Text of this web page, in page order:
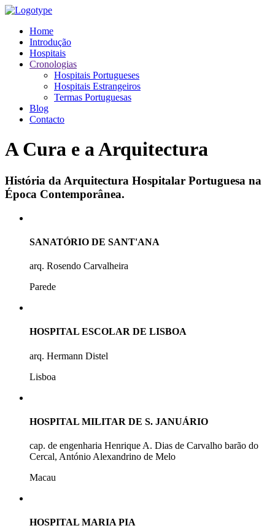
Home
Introdução
Hospitais
Cronologias
Hospitais Portugueses
Hospitais Estrangeiros
Termas Portuguesas
Blog
Contacto
A Cura e a Arquitectura
História da Arquitectura Hospitalar Portuguesa na
Época Contemporânea.
SANATÓRIO DE SANT'ANA
arq. Rosendo Carvalheira
Parede
HOSPITAL ESCOLAR DE LISBOA
arq. Hermann Distel
Lisboa
HOSPITAL MILITAR DE S. JANUÁRIO
cap. de engenharia Henrique A. Dias de Carvalho barão do
Cercal, António Alexandrino de Melo
Macau
HOSPITAL MARIA PIA